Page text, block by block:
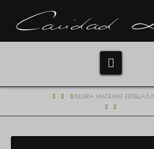
HOME PULSERA MACRAMÉ ESTRELLAS/